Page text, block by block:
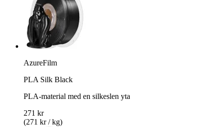
AzureFilm
PLA Silk Black
PLA-material med en silkeslen yta
271 kr
(271 kr / kg)